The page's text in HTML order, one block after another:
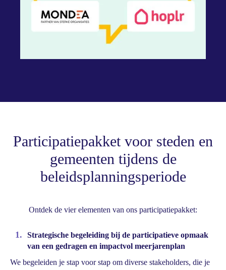
Participatiepakket voor steden en
gemeenten tijdens de
beleidsplanningsperiode
Ontdek de vier elementen van ons participatiepakket:
1.
Strategische begeleiding bij de participatieve opmaak
van een gedragen en impactvol meerjarenplan
We begeleiden je stap voor stap om diverse stakeholders, die je